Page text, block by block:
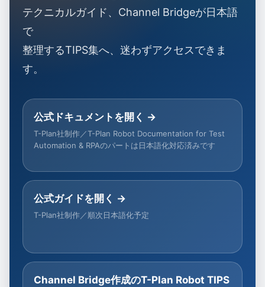
テクニカルガイド、Channel Bridgeが日本語
で
整理するTIPS集へ、迷わずアクセスできま
す。
公式ドキュメントを開く →
T-Plan社制作／T-Plan Robot Documentation for Test
Automation & RPAのパートは日本語化対応済みです
公式ガイドを開く →
T-Plan社制作／順次日本語化予定
Channel Bridge作成のT-Plan Robot TIPS